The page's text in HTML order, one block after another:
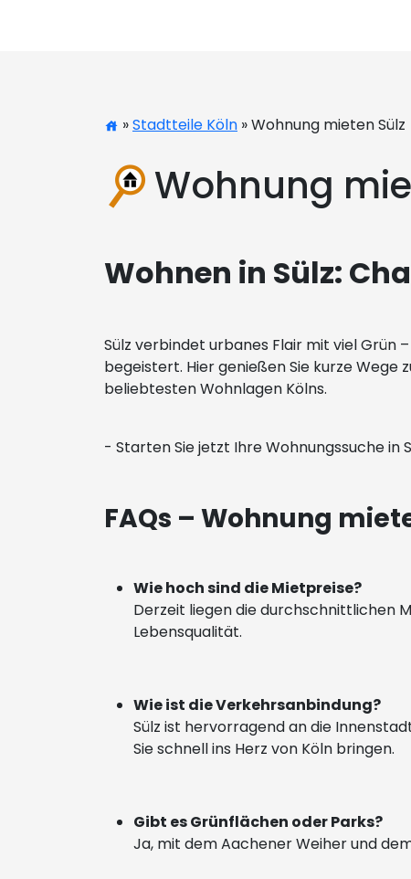
»Stadtteile Köln » Wohnung mieten Sülz
Wohnung
Wohnen in Sülz:
Sülz verbindet urbanes Flair mit viel
begeistert. Hier genießen Sie kurze
beliebtesten Wohnlagen Kölns.
- Starten Sie jetzt Ihre Wohnungssuche in
FAQs – Wohnung
Wie hoch sind die Mietpreise?
Derzeit liegen die durchschnittlichen
Lebensqualität.
Wie ist die Verkehrsanbindung?
Sülz ist hervorragend an die
Sie schnell ins Herz von Köln bringen.
Gibt es Grünflächen oder Parks?
Ja, mit dem Aachener Weiher und